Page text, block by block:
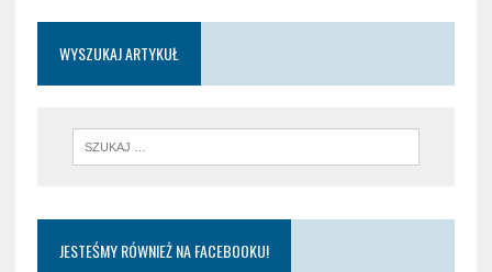
WYSZUKAJ ARTYKUŁ
JESTEŚMY RÓWNIEŻ NA FACEBOOKU!